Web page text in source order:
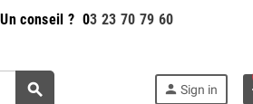
Un conseil ? 03 23 70 79 60
search person Sign in